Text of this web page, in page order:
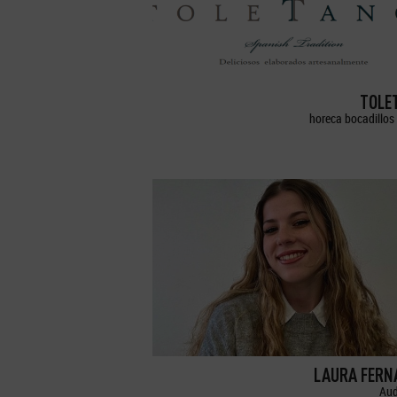
horeca
LAURA